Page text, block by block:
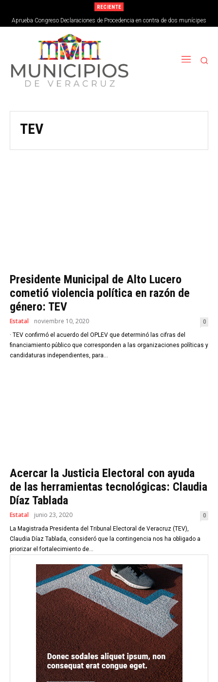
RECIENTE
Aprueba Congreso Declaraciones de Procedencia en contra de dos munícipes
TEV
Presidente Municipal de Alto Lucero
cometió violencia política en razón de
género: TEV
Estatal noviembre 10, 2020 0
· TEV confirmó el acuerdo del OPLEV que determinó las cifras del
financiamiento público que corresponden a las organizaciones políticas y
candidaturas independientes, para...
Acercar la Justicia Electoral con ayuda
de las herramientas tecnológicas: Claudia
Díaz Tablada
Estatal junio 23, 2020 0
La Magistrada Presidenta del Tribunal Electoral de Veracruz (TEV),
Claudia Díaz Tablada, consideró que la contingencia nos ha obligado a
priorizar el fortalecimiento de...